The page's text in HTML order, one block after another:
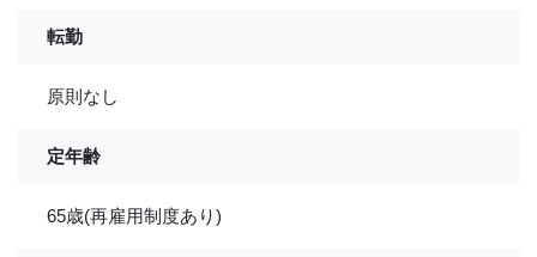
転勤
原則なし
定年齢
65歳(再雇用制度あり)